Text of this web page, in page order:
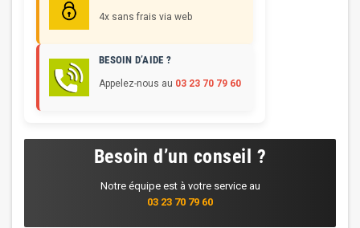
4x sans frais via web
BESOIN D’AIDE ?
Appelez-nous au 03 23 70 79 60
Besoin d’un conseil ?
Notre équipe est à votre service au
03 23 70 79 60